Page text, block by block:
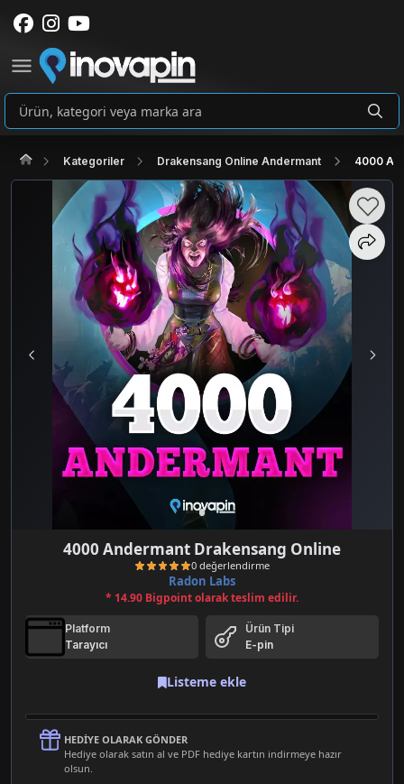
Kategoriler Drakensang Online Andermant 4000
4000 Andermant Drakensang Online
Radon Labs
* 14.90 Bigpoint olarak teslim edilir.
Platform
Tarayıcı
Ürün Tipi
E-pin
Listeme ekle
HEDIYE OLARAK GÖNDER
Hediye olarak satın al ve PDF hediye kartın indirmeye hazır
olsun.